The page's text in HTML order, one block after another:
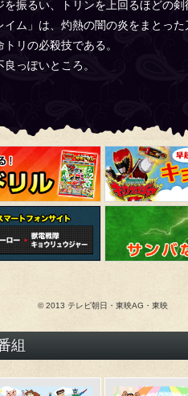
を振るい、トリンを上回るほどの
イム」は、灼熱の闇の炎をまとっ
リの必殺技である。
っぽいところ。
© 2013 テレビ朝日・東映AG・東映
組